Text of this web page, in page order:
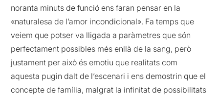
noranta minuts de funció ens faran pensar en la
«naturalesa de l’amor incondicional». Fa temps que
veiem que potser va lligada a paràmetres que són
perfectament possibles més enllà de la sang, però
justament per això és emotiu que realitats com
aquesta pugin dalt de l’escenari i ens demostrin que el
concepte de família, malgrat la infinitat de possibilitats